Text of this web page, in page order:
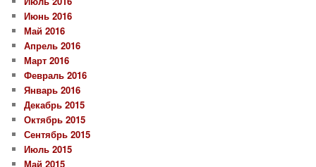
Июнь 2016
Май 2016
Апрель 2016
Март 2016
Февраль 2016
Январь 2016
Декабрь 2015
Октябрь 2015
Сентябрь 2015
Июль 2015
Май 2015